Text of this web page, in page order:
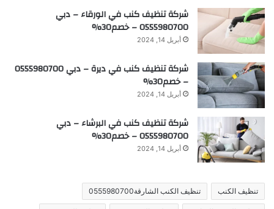
شركة تنظيف كنب في الورقاء – دبي
0555980700 – خصم30%
أبريل 14, 2024
شركة تنظيف كنب في ديرة – دبي 0555980700
– خصم30%
أبريل 14, 2024
شركة تنظيف كنب في البرشاء – دبي
0555980700 – خصم30%
أبريل 14, 2024
تنظيف الكنب تنظيف الكنب الشارقة0555980700